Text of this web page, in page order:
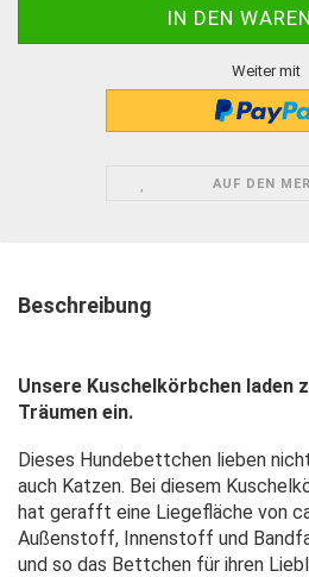
Weiter mit
AUF DEN
Beschreibung
Unsere Kuschelkörbchen laden
Träumen ein.
Dieses Hundebettchen lieben
auch Katzen. Bei diesem
hat gerafft eine Liegefläche von
Außenstoff, Innenstoff und
und so das Bettchen für ihren